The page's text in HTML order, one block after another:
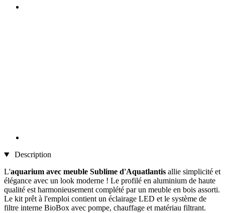
Description
L'aquarium avec meuble Sublime d'Aquatlantis allie simplicité et
élégance avec un look moderne ! Le profilé en aluminium de haute
qualité est harmonieusement complété par un meuble en bois assorti.
Le kit prêt à l'emploi contient un éclairage LED et le système de
filtre interne BioBox avec pompe, chauffage et matériau filtrant.